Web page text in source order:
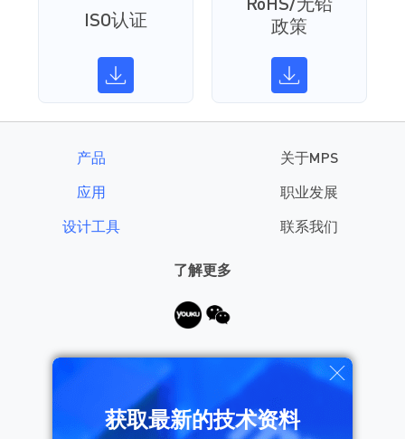
ISO认证
RoHS/无铅
政策
产品
应用
设计工具
关于MPS
职业发展
联系我们
了解更多
需要帮助？
获取最新的技术资料